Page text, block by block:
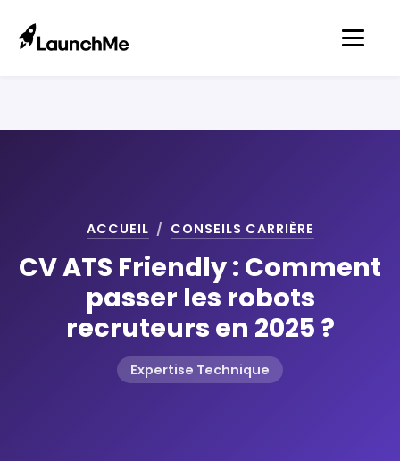
ACCUEIL / CONSEILS CARRIÈRE
CV ATS Friendly : Comment
passer les robots
recruteurs en 2025 ?
Expertise Technique